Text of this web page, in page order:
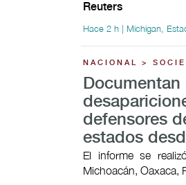
Reuters
Hace 2 h | Michigan,
NACIONAL >
Documentan
defensores
estados
El informe se
Michoacán, Oaxaca,